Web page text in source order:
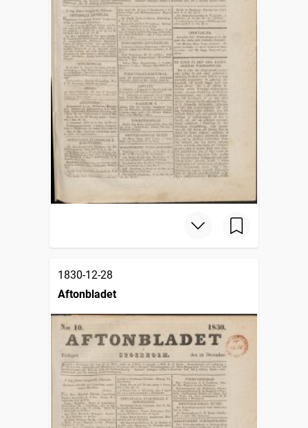
1830-12-28
Aftonbladet